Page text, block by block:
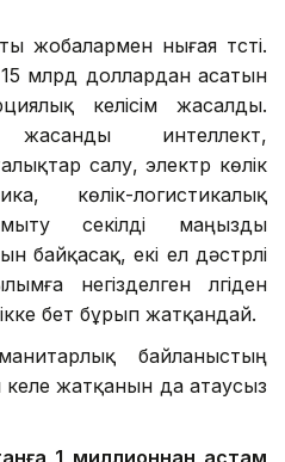
жобалармен нығая түсті.
млрд доллардан асатын
келісім жасалды.
интеллект,